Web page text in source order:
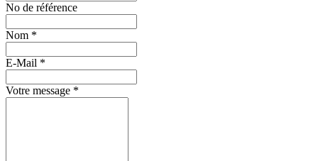
No de référence
Nom *
E-Mail *
Votre message *